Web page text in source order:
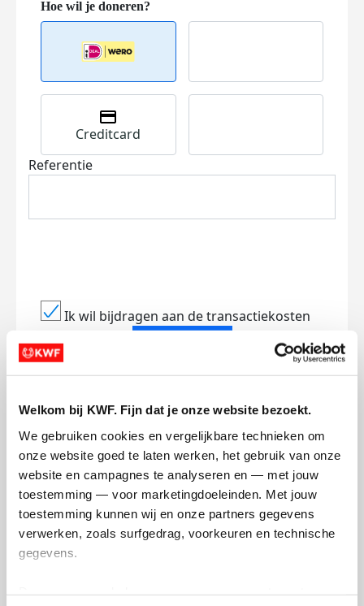
Welkom bij KWF. Fijn dat je onze website bezoekt.
We gebruiken cookies en vergelijkbare technieken om
onze website goed te laten werken, het gebruik van onze
website en campagnes te analyseren en — met jouw
toestemming — voor marketingdoeleinden. Met jouw
toestemming kunnen wij en onze partners gegevens
verwerken, zoals surfgedrag, voorkeuren en technische
gegevens.
Creditcard
Referentie
Ik wil bijdragen aan de transactiekosten
Opgehaald
€223
Streefbedrag
€500
Doneer